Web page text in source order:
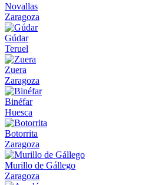
Novallas
Zaragoza
Gúdar
Teruel
Zuera
Zaragoza
Binéfar
Huesca
Botorrita
Zaragoza
Murillo de Gállego
Zaragoza